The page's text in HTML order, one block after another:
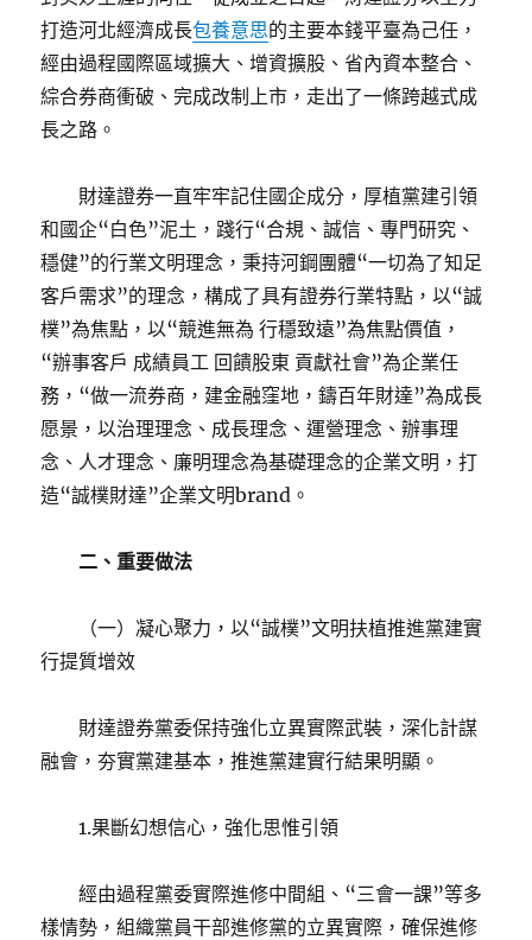
打造河北經濟成長包養意思的主要本錢平臺為己任，
經由過程國際區域擴大、增資擴股、省內資本整合、
綜合券商衝破、完成改制上市，走出了一條跨越式成
長之路。
財達證券一直牢牢記住國企成分，厚植黨建引領
和國企“白色”泥土，踐行“合規、誠信、專門研究、
穩健”的行業文明理念，秉持河鋼團體“一切為了知足
客戶需求”的理念，構成了具有證券行業特點，以“誠
樸”為焦點，以“競進無為 行穩致遠”為焦點價值，
“辦事客戶 成績員工 回饋股東 貢獻社會”為企業任
務，“做一流券商，建金融窪地，鑄百年財達”為成長
愿景，以治理理念、成長理念、運營理念、辦事理
念、人才理念、廉明理念為基礎理念的企業文明，打
造“誠樸財達”企業文明brand。
二、重要做法
（一）凝心聚力，以“誠樸”文明扶植推進黨建實
行提質增效
財達證券黨委保持強化立異實際武裝，深化計謀
融會，夯實黨建基本，推進黨建實行結果明顯。
1.果斷幻想信心，強化思惟引領
經由過程黨委實際進修中間組、“三會一課”等多
樣情勢，組織黨員干部進修黨的立異實際，確保進修